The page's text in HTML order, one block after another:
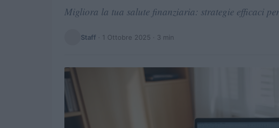
Migliora la tua salute finanziaria: strategie efficaci
Staff · 1 Ottobre 2025 · 3 min